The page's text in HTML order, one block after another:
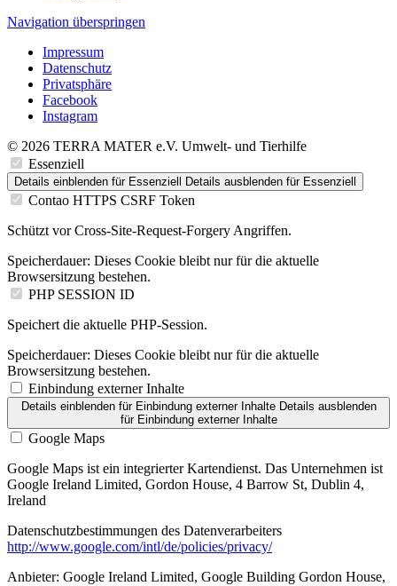
Navigation überspringen
Impressum
Datenschutz
Privatsphäre
Facebook
Instagram
© 2026 TERRA MATER e.V. Umwelt- und Tierhilfe
Essenziell
Details einblenden für Essenziell Details ausblenden für Essenziell
Contao HTTPS CSRF Token
Schützt vor Cross-Site-Request-Forgery Angriffen.
Speicherdauer: Dieses Cookie bleibt nur für die aktuelle
Browsersitzung bestehen.
PHP SESSION ID
Speichert die aktuelle PHP-Session.
Speicherdauer: Dieses Cookie bleibt nur für die aktuelle
Browsersitzung bestehen.
Einbindung externer Inhalte
Details einblendenfür Einbindung externer Inhalte Details ausblenden
für Einbindung externer Inhalte
Google Maps
Google Maps ist ein integrierter Kartendienst. Das Unternehmen ist
Google Ireland Limited, Gordon House, 4 Barrow St, Dublin 4,
Ireland
Datenschutzbestimmungen des Datenverarbeiters
http://www.google.com/intl/de/policies/privacy/
Anbieter: Google Ireland Limited, Google Building Gordon House,